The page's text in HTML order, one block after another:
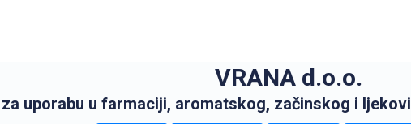
VRANA d.o.o.
uporabu u farmaciji, aromatskog, začinskog i